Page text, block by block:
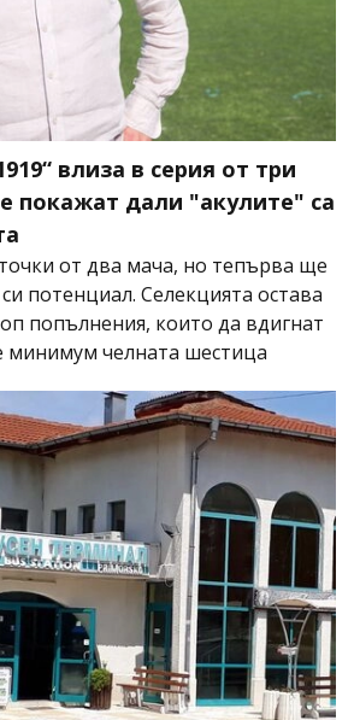
влиза в серия от три
покажат дали "акулите" са
от два мача, но тепърва ще
потенциал. Селекцията остава
попълнения, които да вдигнат
минимум челната шестица